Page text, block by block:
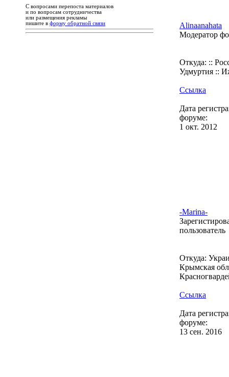
С вопросами перепоста материалов
и по вопросам сотрудничества
или размещения рекламы
пишите в форму обратной связи
Alinaanahata
Модератор
Откуда: ::
Удмуртия ::
Ссылка
Дата
форуме:
1 окт. 2012
-Marina-
пользователь
Откуда:
Крымская
Ссылка
Дата
форуме:
13 сен. 2016